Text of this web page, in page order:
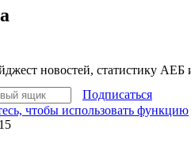
новостей, статистику
Подписаться